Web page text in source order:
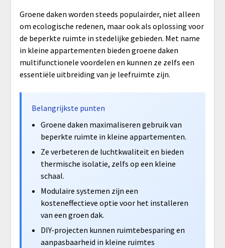
Groene daken worden steeds populairder, niet alleen
om ecologische redenen, maar ook als oplossing voor
de beperkte ruimte in stedelijke gebieden. Met name
in kleine appartementen bieden groene daken
multifunctionele voordelen en kunnen ze zelfs een
essentiële uitbreiding van je leefruimte zijn.
Belangrijkste punten
Groene daken maximaliseren gebruik van
beperkte ruimte in kleine appartementen.
Ze verbeteren de luchtkwaliteit en bieden
thermische isolatie, zelfs op een kleine
schaal.
Modulaire systemen zijn een
kosteneffectieve optie voor het installeren
van een groen dak.
DIY-projecten kunnen ruimtebesparing en
aanpasbaarheid in kleine ruimtes